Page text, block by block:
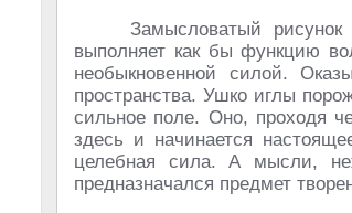
Замысловатый
выполняет как бы функцию
необыкновенной силой.
пространства. Ушко иглы
сильное поле. Оно, проходя
здесь и начинается
целебная сила. А мысли,
предназначался предмет